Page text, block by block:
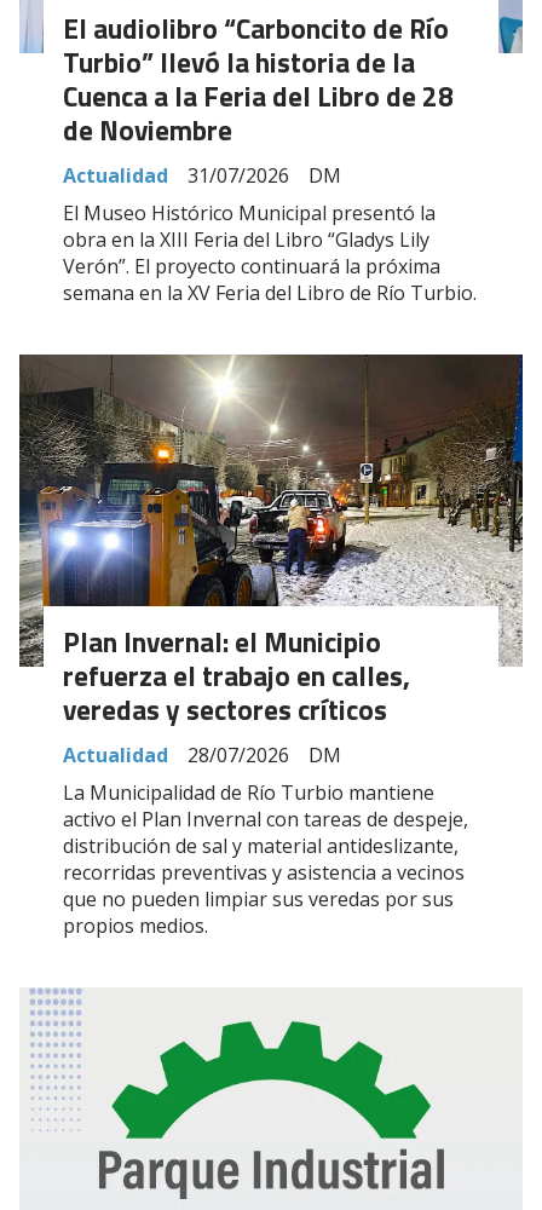
El audiolibro “Carboncito de Río
Turbio” llevó la historia de la
Cuenca a la Feria del Libro de 28
de Noviembre
DM
Actualidad
31/07/2026
El Museo Histórico Municipal presentó la
obra en la XIII Feria del Libro “Gladys Lily
Verón”. El proyecto continuará la próxima
semana en la XV Feria del Libro de Río Turbio.
Plan Invernal: el Municipio
refuerza el trabajo en calles,
veredas y sectores críticos
DM
Actualidad
28/07/2026
La Municipalidad de Río Turbio mantiene
activo el Plan Invernal con tareas de despeje,
distribución de sal y material antideslizante,
recorridas preventivas y asistencia a vecinos
que no pueden limpiar sus veredas por sus
propios medios.